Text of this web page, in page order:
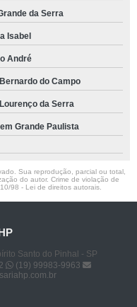
da Serra
Isabel
André
do Campo
da Serra
Grande Paulista
Sua reprodução, parcial ou total,
do autor. Crime de violação de
98 - Lei de direitos autorais
Santo do Pinhal - SP
(19) 99983-9963